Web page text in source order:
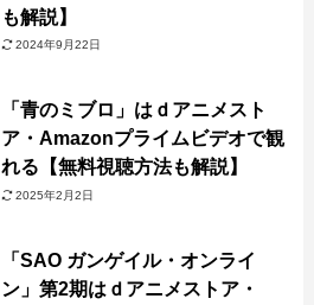
も解説】
2024年9月22日
「青のミブロ」はｄアニメスト
ア・Amazonプライムビデオで観
れる【無料視聴方法も解説】
2025年2月2日
「SAO ガンゲイル・オンライ
ン」第2期はｄアニメストア・